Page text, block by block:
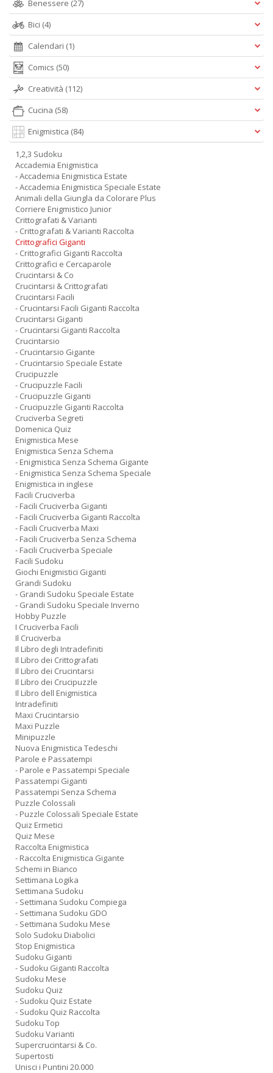
Benessere (27)
Bici (4)
Calendari (1)
Comics (50)
Creatività (112)
Cucina (58)
Enigmistica (84)
1,2,3 Sudoku
Accademia Enigmistica
- Accademia Enigmistica Estate
- Accademia Enigmistica Speciale Estate
Animali della Giungla da Colorare Plus
Corriere Enigmistico Junior
Crittografati & Varianti
- Crittografati & Varianti Raccolta
Crittografici Giganti
- Crittografici Giganti Raccolta
Crittografici e Cercaparole
Crucintarsi & Co
Crucintarsi & Crittografati
Crucintarsi Facili
- Crucintarsi Facili Giganti Raccolta
Crucintarsi Giganti
- Crucintarsi Giganti Raccolta
Crucintarsio
- Crucintarsio Gigante
- Crucintarsio Speciale Estate
Crucipuzzle
- Crucipuzzle Facili
- Crucipuzzle Giganti
- Crucipuzzle Giganti Raccolta
Cruciverba Segreti
Domenica Quiz
Enigmistica Mese
Enigmistica Senza Schema
- Enigmistica Senza Schema Gigante
- Enigmistica Senza Schema Speciale
Enigmistica in inglese
Facili Cruciverba
- Facili Cruciverba Giganti
- Facili Cruciverba Giganti Raccolta
- Facili Cruciverba Maxi
- Facili Cruciverba Senza Schema
- Facili Cruciverba Speciale
Facili Sudoku
Giochi Enigmistici Giganti
Grandi Sudoku
- Grandi Sudoku Speciale Estate
- Grandi Sudoku Speciale Inverno
Hobby Puzzle
I Cruciverba Facili
Il Cruciverba
Il Libro degli Intradefiniti
Il Libro dei Crittografati
Il Libro dei Crucintarsi
Il Libro dei Crucipuzzle
Il Libro dell Enigmistica
Intradefiniti
Maxi Crucintarsio
Maxi Puzzle
Minipuzzle
Nuova Enigmistica Tedeschi
Parole e Passatempi
- Parole e Passatempi Speciale
Passatempi Giganti
Passatempi Senza Schema
Puzzle Colossali
- Puzzle Colossali Speciale Estate
Quiz Ermetici
Quiz Mese
Raccolta Enigmistica
- Raccolta Enigmistica Gigante
Schemi in Bianco
Settimana Logika
Settimana Sudoku
- Settimana Sudoku Compiega
- Settimana Sudoku GDO
- Settimana Sudoku Mese
Solo Sudoku Diabolici
Stop Enigmistica
Sudoku Giganti
- Sudoku Giganti Raccolta
Sudoku Mese
Sudoku Quiz
- Sudoku Quiz Estate
- Sudoku Quiz Raccolta
Sudoku Top
Sudoku Varianti
Supercrucintarsi & Co.
Supertosti
Unisci i Puntini 20.000